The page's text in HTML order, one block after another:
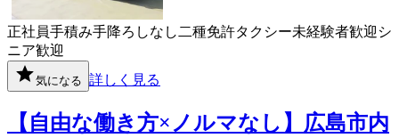
正社員手積み手降ろしなし 二種免許タクシー未経験者歓迎 シ
ニア歓迎
気になる 詳しく見る
【自由な働き方×ノルマなし】広島市内